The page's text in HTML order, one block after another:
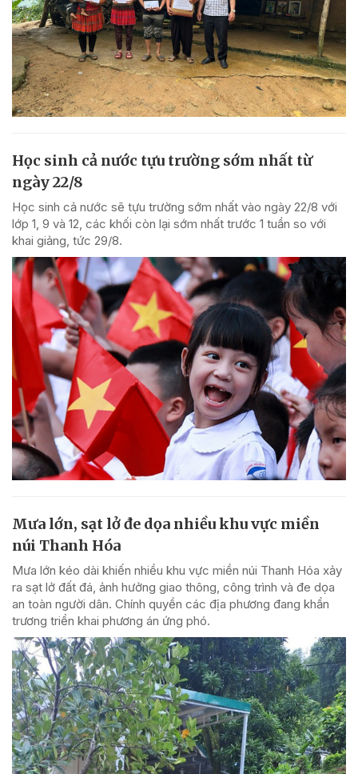
Học sinh cả nước tựu trường sớm nhất từ
ngày 22/8
Học sinh cả nước sẽ tựu trường sớm nhất vào ngày 22/8 với
lớp 1, 9 và 12, các khối còn lại sớm nhất trước 1 tuần so với
khai giảng, tức 29/8.
Mưa lớn, sạt lở đe dọa nhiều khu vực miền
núi Thanh Hóa
Mưa lớn kéo dài khiến nhiều khu vực miền núi Thanh Hóa xảy
ra sạt lở đất đá, ảnh hưởng giao thông, công trình và đe dọa
an toàn người dân. Chính quyền các địa phương đang khẩn
trương triển khai phương án ứng phó.